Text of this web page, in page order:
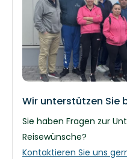
Wir unterstützen Sie
Sie haben Fragen zur
Reisewünsche?
Kontaktieren Sie uns